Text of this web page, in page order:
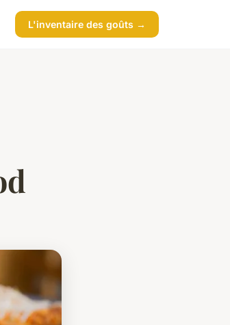
L'inventaire des goûts →